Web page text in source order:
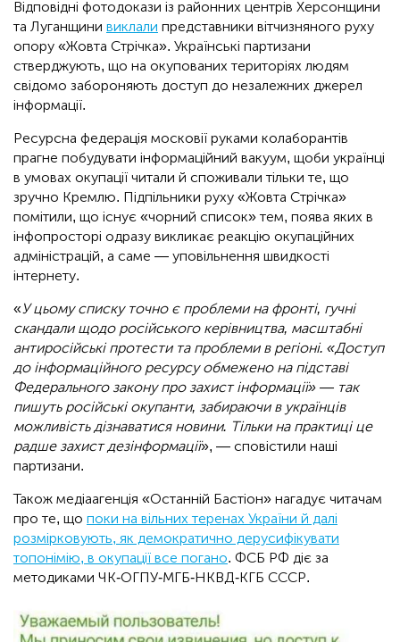
Відповідні фотодокази із районних центрів Херсонщини
та Луганщини виклали представники вітчизняного руху
опору «Жовта Стрічка». Українські партизани
стверджують, що на окупованих територіях людям
свідомо забороняють доступ до незалежних джерел
інформації.
Ресурсна федерація московії руками колаборантів
прагне побудувати інформаційний вакуум, щоби українці
в умовах окупації читали й споживали тільки те, що
зручно Кремлю. Підпільники руху «Жовта Стрічка»
помітили, що існує «чорний список» тем, поява яких в
інфопросторі одразу викликає реакцію окупаційних
адміністрацій, а саме — уповільнення швидкості
інтернету.
«У цьому списку точно є проблеми на фронті, гучні
скандали щодо російського керівництва, масштабні
антиросійські протести та проблеми в регіоні. «Доступ
до інформаційного ресурсу обмежено на підставі
Федерального закону про захист інформації» — так
пишуть російські окупанти, забираючи в українців
можливість дізнаватися новини. Тільки на практиці це
радше захист дезінформації», — сповістили наші
партизани.
Також медіаагенція «Останній Бастіон» нагадує читачам
про те, що поки на вільних теренах України й далі
розмірковують, як демократично дерусифікувати
топонімію, в окупації все погано. ФСБ РФ діє за
методиками ЧК-ОГПУ-МГБ-НКВД-КГБ СССР.